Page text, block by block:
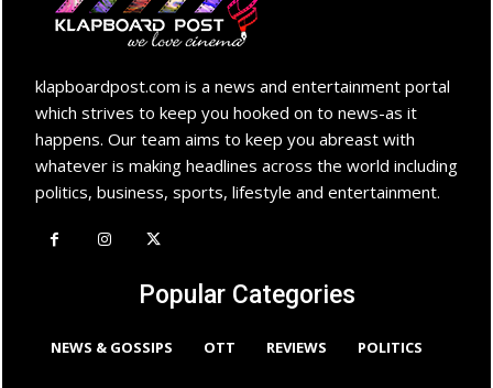
klapboardpost.com is a news and entertainment portal
which strives to keep you hooked on to news-as it
happens. Our team aims to keep you abreast with
whatever is making headlines across the world including
politics, business, sports, lifestyle and entertainment.
Popular Categories
NEWS & GOSSIPS OTT REVIEWS POLITICS